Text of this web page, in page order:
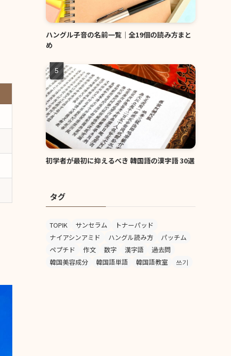
ハングル子音の名前一覧｜全19個の読み方まと
め
初学者が最初に抑えるべき 韓国語の漢字語 30選
タグ
TOPIK サンセラム
トナーパッド
ナイアシンアミド
ハングル読み方
パッチム
ペプチド
作文 数字 漢字語
過去問
韓国美容成分
韓国語単語 韓国語教室 쓰기